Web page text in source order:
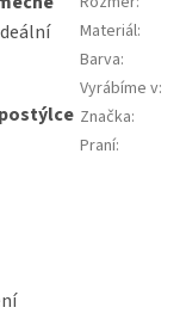
Materiál:
Barva:
Vyrábíme v:
Značka:
Praní: